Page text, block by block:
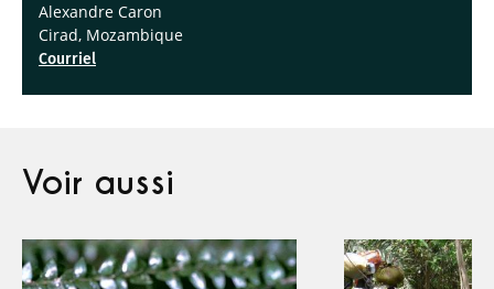
Alexandre Caron
Cirad, Mozambique
Courriel
Voir aussi